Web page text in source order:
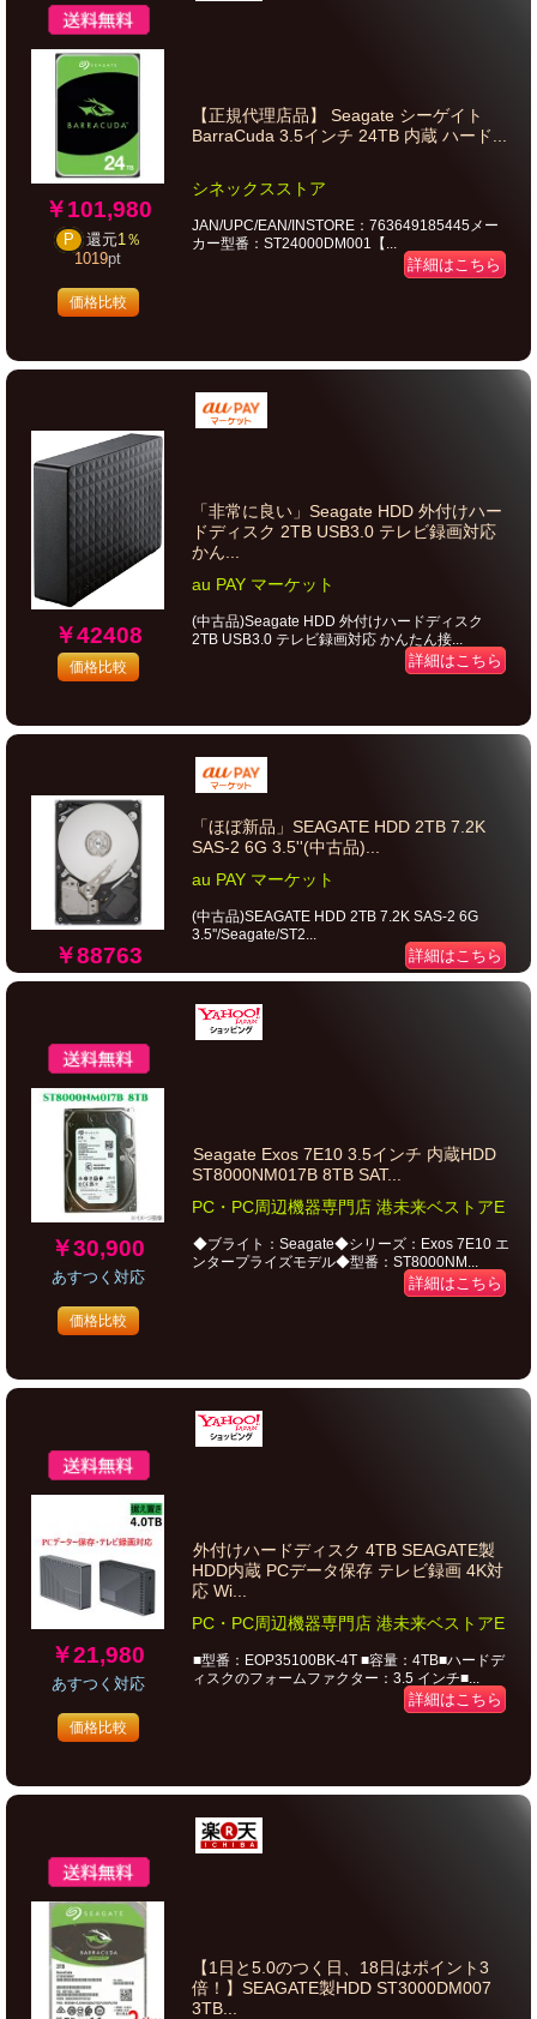
￥101,980
P 還元1％
1019pt
価格比較
【正規代理店品】 Seagate シーゲイト
BarraCuda 3.5インチ 24TB 内蔵 ハード...
シネックスストア
JAN/UPC/EAN/INSTORE：763649185445メー
カー型番：ST24000DM001【...
詳細はこちら
￥42408
価格比較
「非常に良い」Seagate HDD 外付けハー
ドディスク 2TB USB3.0 テレビ録画対応
かん...
au PAY マーケット
(中古品)Seagate HDD 外付けハードディスク
2TB USB3.0 テレビ録画対応 かんたん接...
詳細はこちら
￥88763
「ほぼ新品」SEAGATE HDD 2TB 7.2K
SAS-2 6G 3.5''(中古品)...
au PAY マーケット
(中古品)SEAGATE HDD 2TB 7.2K SAS-2 6G
3.5''/Seagate/ST2...
詳細はこちら
￥30,900
あすつく対応
価格比較
Seagate Exos 7E10 3.5インチ 内蔵HDD
ST8000NM017B 8TB SAT...
PC・PC周辺機器専門店 港未来ベストアE
◆ブライト：Seagate◆シリーズ：Exos 7E10 エ
ンタープライズモデル◆型番：ST8000NM...
詳細はこちら
￥21,980
あすつく対応
価格比較
外付けハードディスク 4TB SEAGATE製
HDD内蔵 PCデータ保存 テレビ録画 4K対
応 Wi...
PC・PC周辺機器専門店 港未来ベストアE
■型番：EOP35100BK-4T ■容量：4TB■ハードデ
ィスクのフォームファクター：3.5 インチ■...
詳細はこちら
【1日と5.0のつく日、18日はポイント3
倍！】SEAGATE製HDD ST3000DM007
3TB...